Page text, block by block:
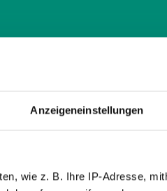
Anzeigeneinstellungen
wie z. B. Ihre IP-Adresse,
29.